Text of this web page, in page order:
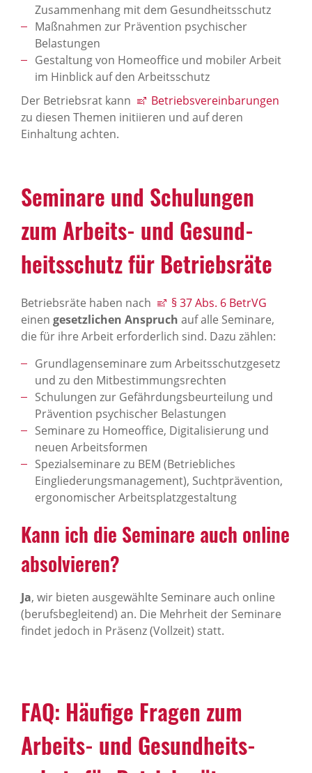
Zusammenhang mit dem Gesundheitsschutz
Maßnahmen zur Prävention psychischer
Belastungen
Gestaltung von Homeoffice und mobiler Arbeit
im Hinblick auf den Arbeitsschutz
Der Betriebsrat kann
Betriebsvereinbarungen
zu diesen Themen initiieren und auf deren
Einhaltung achten.
Semi­nare und Schu­lungen
zum Arbeits- und Gesund­
heits­schutz für Betriebs­räte
Betriebsräte haben nach
§ 37 Abs. 6 BetrVG
einen gesetzlichen Anspruch auf alle Seminare,
die für ihre Arbeit erforderlich sind. Dazu zählen:
Grundlagenseminare zum Arbeitsschutzgesetz
und zu den Mitbestimmungsrechten
Schulungen zur Gefährdungsbeurteilung und
Prävention psychischer Belastungen
Seminare zu Homeoffice, Digitalisierung und
neuen Arbeitsformen
Spezialseminare zu BEM (Betriebliches
Eingliederungsmanagement), Suchtprävention,
ergonomischer Arbeitsplatzgestaltung
Kann ich die Semi­nare auch online
absol­vieren?
Ja, wir bieten ausgewählte Seminare auch online
(berufsbegleitend) an. Die Mehrheit der Seminare
findet jedoch in Präsenz (Vollzeit) statt.
FAQ: Häufige Fragen zum
Arbeits- und Gesund­heits­